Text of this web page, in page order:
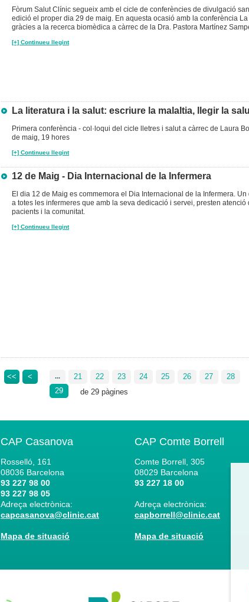
Fòrum Salut Clínic segueix amb el cicle de conferències de divulgació
edició el proper dia 29 de maig. En aquesta ocasió amb la conferència
gràcies a la recerca biomèdica a càrrec de la Dra. Pastora Martínez
[+] Continueu llegint
La literatura i la salut: escriure la malaltia, llegir la
Primera conferència - col·loqui del cicle lletres i salut a càrrec de Laura
de maig, 19 hores
[+] Continueu llegint
12 de Maig - Dia Internacional de la Infermera
El dia 12 de Maig es commemora el Dia Internacional de la Infermera.
a totes les infermeres que amb la seva dedicació i servei, presten atenció
pacients i la comunitat.
[+] Continueu llegint
<< < ... 21 22 23 24 25 26 27
28
29
de 29 pàgines
CAP Casanova
Rosselló, 161
08036 Barcelona
93 227 98 00
93 227 98 05
Adreça electrònica:
capcasanova@clinic.cat
Mapa de situació
CAP Comte Borrell
Comte Borrell, 305
08029 Barcelona
93 227 18 00
Adreça electrònica:
capborrell@clinic.cat
Mapa de situació